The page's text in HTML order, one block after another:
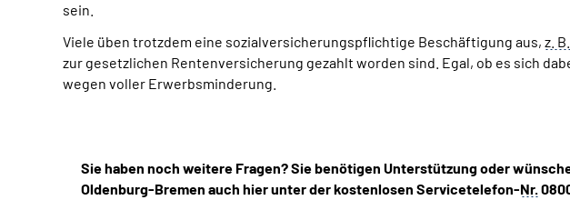
sein.
Viele üben trotzdem eine sozialversicherungspflichtige Beschäftigung aus, z. B.
zur gesetzlichen Rentenversicherung gezahlt worden sind. Egal, ob es sich
wegen voller Erwerbsminderung.
Sie haben noch weitere Fragen? Sie benötigen Unterstützung oder
Oldenburg-Bremen auch hier unter der kostenlosen Servicetelefon-Nr.